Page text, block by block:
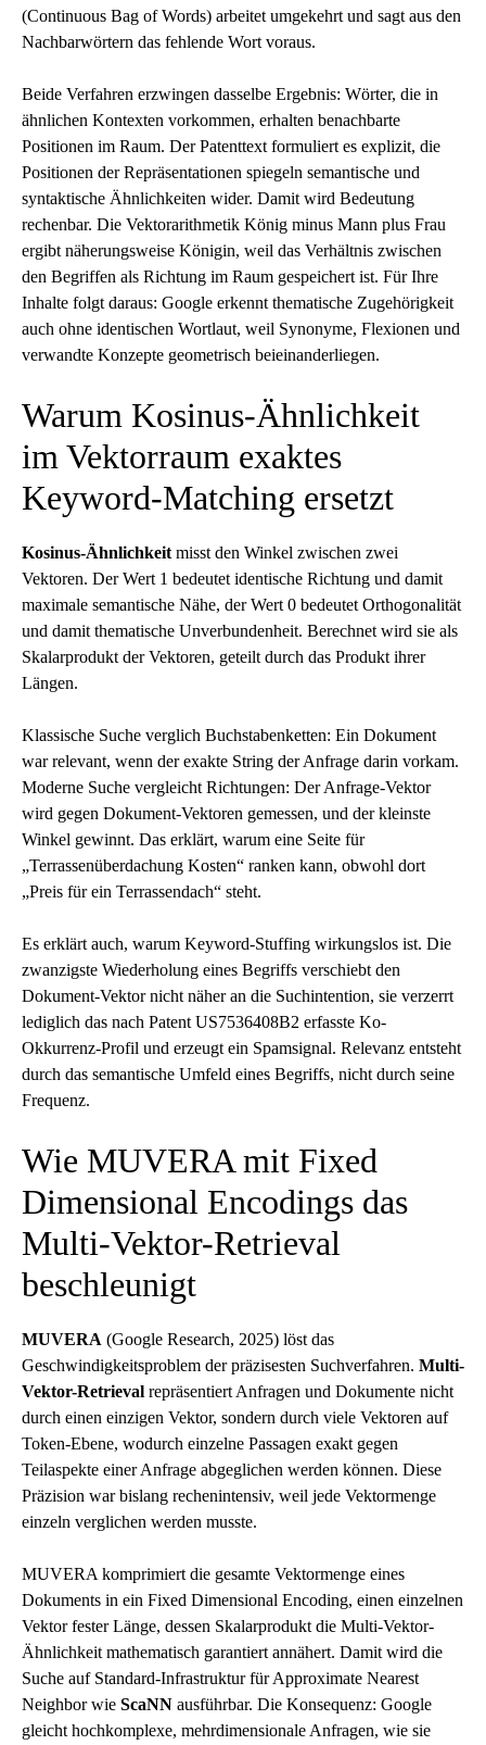
(Continuous Bag of Words) arbeitet umgekehrt und sagt aus den
Nachbarwörtern das fehlende Wort voraus.
Beide Verfahren erzwingen dasselbe Ergebnis: Wörter, die in
ähnlichen Kontexten vorkommen, erhalten benachbarte
Positionen im Raum. Der Patenttext formuliert es explizit, die
Positionen der Repräsentationen spiegeln semantische und
syntaktische Ähnlichkeiten wider. Damit wird Bedeutung
rechenbar. Die Vektorarithmetik König minus Mann plus Frau
ergibt näherungsweise Königin, weil das Verhältnis zwischen
den Begriffen als Richtung im Raum gespeichert ist. Für Ihre
Inhalte folgt daraus: Google erkennt thematische Zugehörigkeit
auch ohne identischen Wortlaut, weil Synonyme, Flexionen und
verwandte Konzepte geometrisch beieinanderliegen.
Warum Kosinus-Ähnlichkeit
im Vektorraum exaktes
Keyword-Matching ersetzt
Kosinus-Ähnlichkeit misst den Winkel zwischen zwei
Vektoren. Der Wert 1 bedeutet identische Richtung und damit
maximale semantische Nähe, der Wert 0 bedeutet Orthogonalität
und damit thematische Unverbundenheit. Berechnet wird sie als
Skalarprodukt der Vektoren, geteilt durch das Produkt ihrer
Längen.
Klassische Suche verglich Buchstabenketten: Ein Dokument
war relevant, wenn der exakte String der Anfrage darin vorkam.
Moderne Suche vergleicht Richtungen: Der Anfrage-Vektor
wird gegen Dokument-Vektoren gemessen, und der kleinste
Winkel gewinnt. Das erklärt, warum eine Seite für
„Terrassenüberdachung Kosten“ ranken kann, obwohl dort
„Preis für ein Terrassendach“ steht.
Es erklärt auch, warum Keyword-Stuffing wirkungslos ist. Die
zwanzigste Wiederholung eines Begriffs verschiebt den
Dokument-Vektor nicht näher an die Suchintention, sie verzerrt
lediglich das nach Patent US7536408B2 erfasste Ko-
Okkurrenz-Profil und erzeugt ein Spamsignal. Relevanz entsteht
durch das semantische Umfeld eines Begriffs, nicht durch seine
Frequenz.
Wie MUVERA mit Fixed
Dimensional Encodings das
Multi-Vektor-Retrieval
beschleunigt
MUVERA (Google Research, 2025) löst das
Geschwindigkeitsproblem der präzisesten Suchverfahren. Multi-
Vektor-Retrieval repräsentiert Anfragen und Dokumente nicht
durch einen einzigen Vektor, sondern durch viele Vektoren auf
Token-Ebene, wodurch einzelne Passagen exakt gegen
Teilaspekte einer Anfrage abgeglichen werden können. Diese
Präzision war bislang rechenintensiv, weil jede Vektormenge
einzeln verglichen werden musste.
MUVERA komprimiert die gesamte Vektormenge eines
Dokuments in ein Fixed Dimensional Encoding, einen einzelnen
Vektor fester Länge, dessen Skalarprodukt die Multi-Vektor-
Ähnlichkeit mathematisch garantiert annähert. Damit wird die
Suche auf Standard-Infrastruktur für Approximate Nearest
Neighbor wie ScaNN ausführbar. Die Konsequenz: Google
gleicht hochkomplexe, mehrdimensionale Anfragen, wie sie